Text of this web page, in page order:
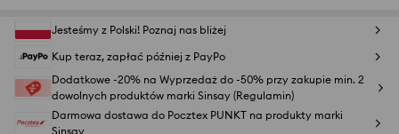
Jesteśmy z Polski! Poznaj nas bliżej
Kup teraz, zapłać później z PayPo
Dodatkowe -20% na Wyprzedaż do -50% przy zakupie min. 2
dowolnych produktów marki Sinsay (Regulamin)
Darmowa dostawa do Pocztex PUNKT na produkty marki
Sinsay